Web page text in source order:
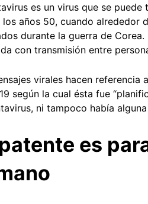
es un virus que se puede
los años 50, cuando alrededor
durante la guerra de
con transmisión entre
virales hacen referencia
según la cual ésta fue
ni tampoco había
es